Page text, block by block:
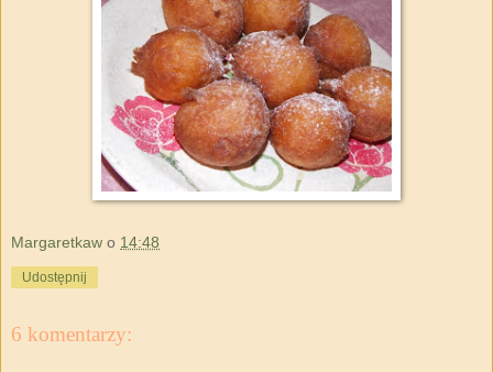
Margaretkaw o 14:48
Udostępnij
6 komentarzy: